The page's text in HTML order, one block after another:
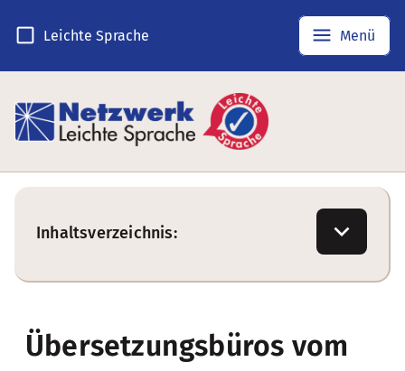
Leichte Sprache Menü
Inhaltsverzeichnis:
Übersetzungsbüros vom